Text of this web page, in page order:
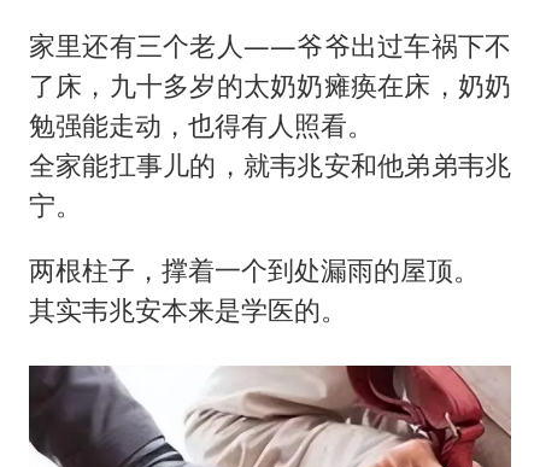
家里还有三个老人——爷爷出过车祸下不
了床，九十多岁的太奶奶瘫痪在床，奶奶
勉强能走动，也得有人照看。
全家能扛事儿的，就韦兆安和他弟弟韦兆
宁。
两根柱子，撑着一个到处漏雨的屋顶。
其实韦兆安本来是学医的。